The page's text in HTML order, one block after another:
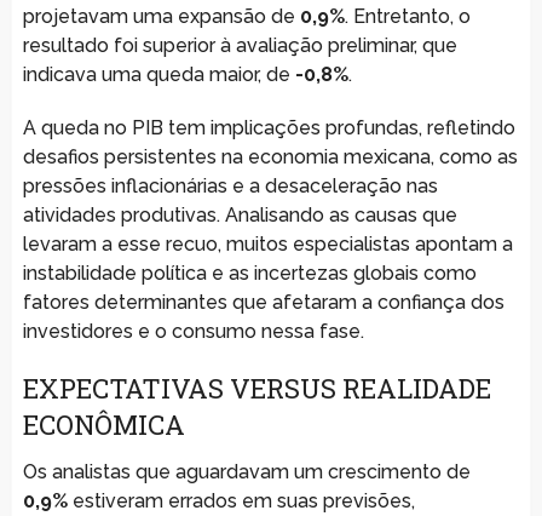
projetavam uma expansão de 0,9%. Entretanto, o
resultado foi superior à avaliação preliminar, que
indicava uma queda maior, de -0,8%.
A queda no PIB tem implicações profundas, refletindo
desafios persistentes na economia mexicana, como as
pressões inflacionárias e a desaceleração nas
atividades produtivas. Analisando as causas que
levaram a esse recuo, muitos especialistas apontam a
instabilidade política e as incertezas globais como
fatores determinantes que afetaram a confiança dos
investidores e o consumo nessa fase.
EXPECTATIVAS VERSUS REALIDADE
ECONÔMICA
Os analistas que aguardavam um crescimento de
0,9%estiveram errados em suas previsões,